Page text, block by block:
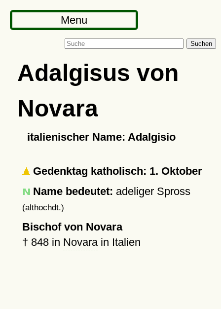
Menu
Suchen
Adalgisus von
Novara
italienischer Name: Adalgisio
Gedenktag katholisch: 1. Oktober
Name bedeutet: adeliger Spross
(althochdt.)
Bischof von Novara
† 848in Novarain Italien